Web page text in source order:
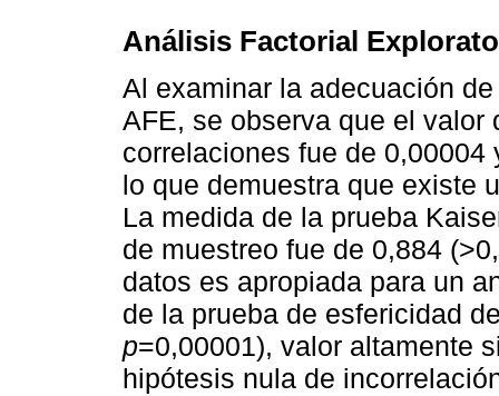
Análisis Factorial
Al examinar la adecuación
AFE, se observa que el valor
correlaciones fue de
lo que demuestra que existe
La medida de la prueba
de muestreo fue de 0,884
datos es apropiada para un
de la prueba de esfericidad
p=0,00001), valor altamente
hipótesis nula de